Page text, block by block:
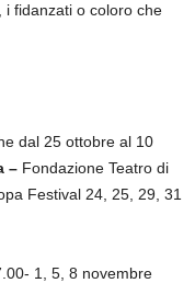
i fidanzati o coloro che
dal 25 ottobre al 10
– Fondazione Teatro di
Festival 24, 25, 29, 31
1, 5, 8 novembre